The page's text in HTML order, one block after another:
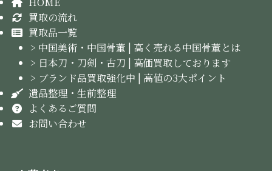
買取の流れ
買取品一覧
> 中国美術・中国骨董 | 高く売れる中国骨董とは
> 日本刀・刀剣・古刀 | 高価買取しております
> ブランド品買取強化中 | 高値の3大ポイント
遺品整理・生前整理
よくあるご質問
お問い合わせ